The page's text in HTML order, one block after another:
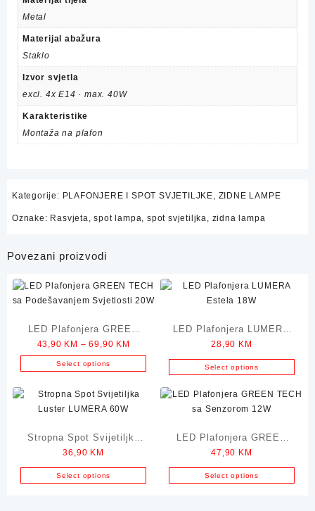
Metal
Materijal abažura
Staklo
Izvor svjetla
excl. 4x E14 · max. 40W
Karakteristike
Montaža na plafon
Kategorije: PLAFONJERE I SPOT SVJETILJKE ZIDNE LAMPE
Oznake: Rasvjeta ,spot lampa ,spot svjetiljka zidna lampa
Povezani proizvodi
LED Plafonjera GREEN
TECH sa Podešavanjem
Svjetlosti
43,90 KM – 69,90 KM
range:
43,90 KM
through
Select options
product
has
variants.
The
options
may
LED Plafonjera LUMERA
Estela 18W
28,90 KM
Select options
Stropna Spot Svijetiljka
Luster LUMERA 60W
36,90 KM
Select options
LED Plafonjera GREEN
TECH sa Senzorom 12W
47,90 KM
Select options